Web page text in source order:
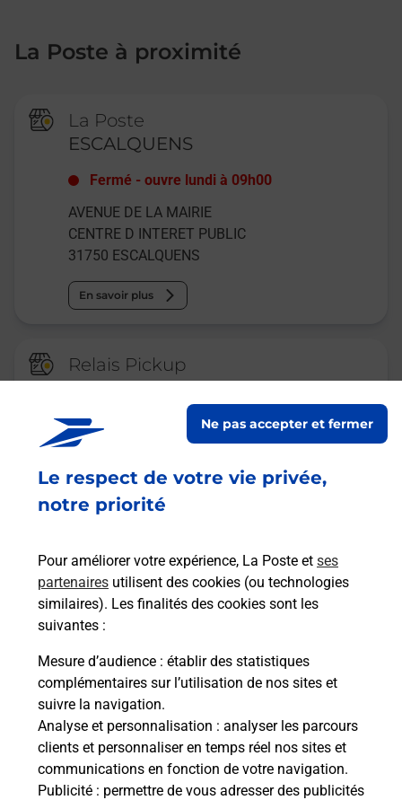
Le respect de votre vie privée,
notre priorité
Pour améliorer votre expérience, La Poste et ses
partenaires utilisent des cookies (ou technologies
similaires). Les finalités des cookies sont les
suivantes :
Mesure d’audience : établir des statistiques
complémentaires sur l’utilisation de nos sites et
suivre la navigation.
Analyse et personnalisation : analyser les parcours
clients et personnaliser en temps réel nos sites et
communications en fonction de votre navigation.
Publicité : permettre de vous adresser des publicités
Ne pas accepter et fermer
La Poste à proximité
La Poste
ESCALQUENS
Fermé -ouvre lundi à 09h00
AVENUE DE LA MAIRIE
CENTRE D INTERET PUBLIC
31750 ESCALQUENS
En savoir plus
Relais Pickup
CONSIGNE CARREFOUR EXPRESS
ESCALQUENS
ouvre dimanche à 08h00
CHEMIN DE LA BRUYERE
31750 ESCALQUENS
Malin !
La Poste
en ligne
Ouvert 24h/24
En savoir plus